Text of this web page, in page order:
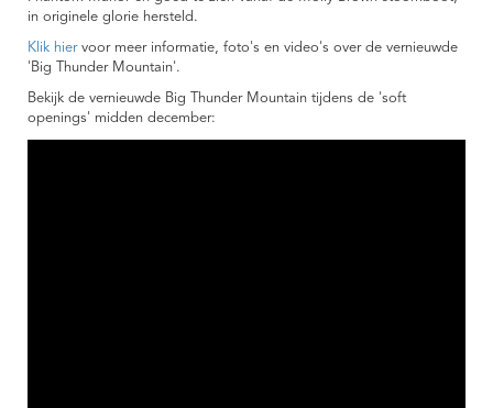
in originele glorie hersteld.
Klik hiervoor meer informatie, foto's en video's over de vernieuwde
'Big Thunder Mountain'.
Bekijk de vernieuwde Big Thunder Mountain tijdens de 'soft
openings' midden december: